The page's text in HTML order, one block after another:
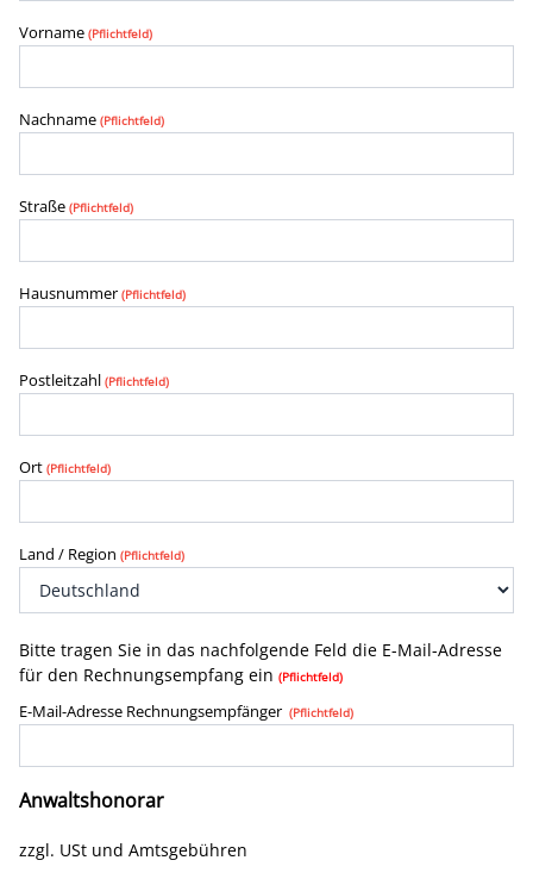
Vorname (Pflichtfeld)
Nachname (Pflichtfeld)
Straße (Pflichtfeld)
Hausnummer (Pflichtfeld)
Postleitzahl (Pflichtfeld)
Ort (Pflichtfeld)
Land / Region (Pflichtfeld)
Bitte tragen Sie in das nachfolgende Feld die E-Mail-Adresse
für den Rechnungsempfang ein (Pflichtfeld)
E-Mail-Adresse Rechnungsempfänger (Pflichtfeld)
Anwaltshonorar
zzgl. USt und Amtsgebühren